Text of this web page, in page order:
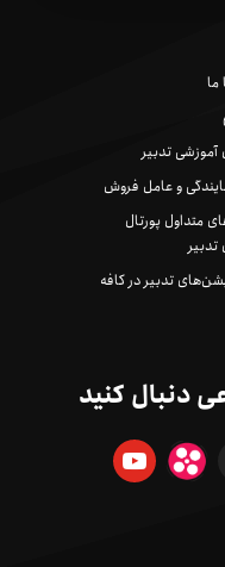
تدبیر
و عامل فروش
متداول پورتال
تدبیر در کافه
دنبال کنید